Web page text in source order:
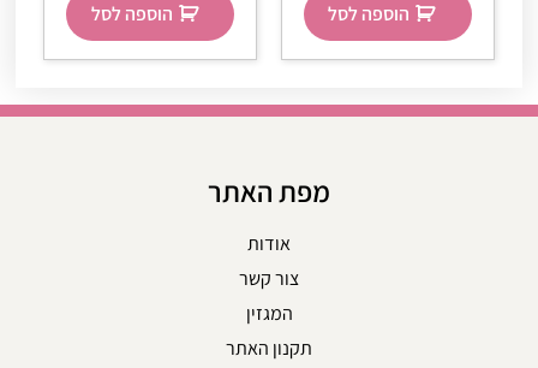
הוספה לסל הוספה לסל
מפת האתר
אודות
צור קשר
המגזין
תקנון האתר